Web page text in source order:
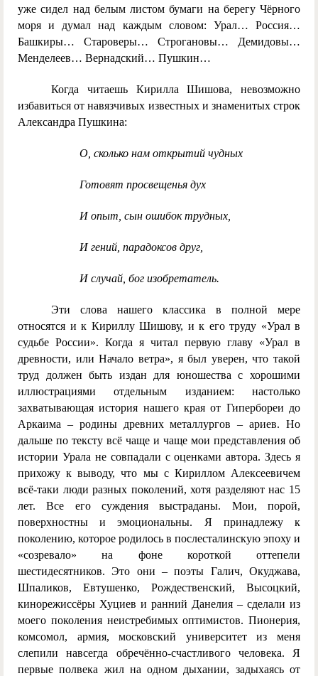
уже сидел над белым листом бумаги на берегу Чёрного
моря и думал над каждым словом: Урал… Россия…
Башкиры… Староверы… Строгановы… Демидовы…
Менделеев… Вернадский… Пушкин…
Когда читаешь Кирилла Шишова, невозможно
избавиться от навязчивых известных и знаменитых строк
Александра Пушкина:
О, сколько нам открытий чудных
Готовят просвещенья дух
И опыт, сын ошибок трудных,
И гений, парадоксов друг,
И случай, бог изобретатель.
Эти слова нашего классика в полной мере
относятся и к Кириллу Шишову, и к его труду «Урал в
судьбе России». Когда я читал первую главу «Урал в
древности, или Начало ветра», я был уверен, что такой
труд должен быть издан для юношества с хорошими
иллюстрациями отдельным изданием: настолько
захватывающая история нашего края от Гипербореи до
Аркаима – родины древних металлургов – ариев. Но
дальше по тексту всё чаще и чаще мои представления об
истории Урала не совпадали с оценками автора. Здесь я
прихожу к выводу, что мы с Кириллом Алексеевичем
всё-таки люди разных поколений, хотя разделяют нас 15
лет. Все его суждения выстраданы. Мои, порой,
поверхностны и эмоциональны. Я принадлежу к
поколению, которое родилось в послесталинскую эпоху и
«созревало» на фоне короткой оттепели
шестидесятников. Это они – поэты Галич, Окуджава,
Шпаликов, Евтушенко, Рождественский, Высоцкий,
кинорежиссёры Хуциев и ранний Данелия – сделали из
моего поколения неистребимых оптимистов. Пионерия,
комсомол, армия, московский университет из меня
слепили навсегда обречённо-счастливого человека. Я
первые полвека жил на одном дыхании, задыхаясь от